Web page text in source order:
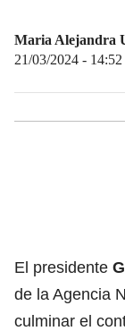
Maria Alejandra
21/03/2024 - 14:52
El presidente
de la Agencia
culminar el